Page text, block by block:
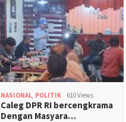
NASIONAL, POLITIK 610 Views
Caleg DPR RI bercengkrama
Dengan Masyara…